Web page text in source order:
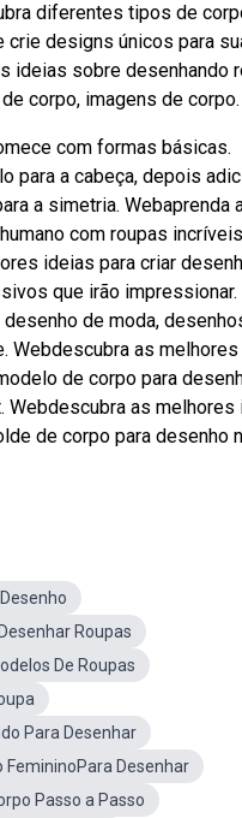
diferentes tipos de
crie designs únicos para
ideias sobre desenhando
corpo, imagens de corpo.
com formas básicas.
para a cabeça, depois
a simetria. Webaprenda
com roupas
ideias para criar
que irão impressionar.
de moda,
Webdescubra as
de corpo para
Webdescubra as melhores
de corpo para desenho
Roupas
De Roupas
Para Desenhar
FemininoPara Desenhar
Passo a Passo